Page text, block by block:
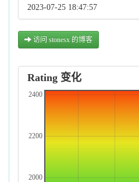
2023-07-25 18:47:57
访问 stonesx 的博客
Rating 变化
2000
2200
2400